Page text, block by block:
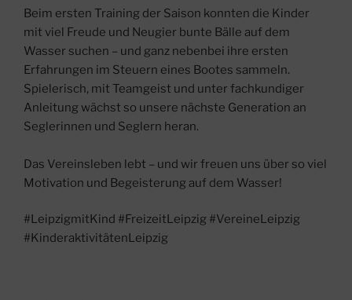
Beim ersten Training der Saison konnten die Kinder
mit viel Freude und Neugier bunte Bälle auf dem
Wasser suchen – und ganz nebenbei ihre ersten
Erfahrungen im Steuern eines Bootes sammeln.
Spielerisch, mit Teamgeist und unter fachkundiger
Anleitung wächst so unsere nächste Generation an
Seglerinnen und Seglern heran.
Das Vereinsleben lebt – und wir freuen uns über so viel
Motivation und Begeisterung auf dem Wasser!
#LeipzigmitKind #FreizeitLeipzig #VereineLeipzig
#KinderaktivitätenLeipzig